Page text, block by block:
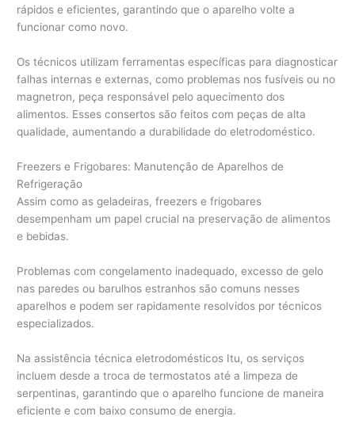
rápidos e eficientes, garantindo que o aparelho volte a
funcionar como novo.
Os técnicos utilizam ferramentas específicas para diagnosticar
falhas internas e externas, como problemas nos fusíveis ou no
magnetron, peça responsável pelo aquecimento dos
alimentos. Esses consertos são feitos com peças de alta
qualidade, aumentando a durabilidade do eletrodoméstico.
Freezers e Frigobares: Manutenção de Aparelhos de
Refrigeração
Assim como as geladeiras, freezers e frigobares
desempenham um papel crucial na preservação de alimentos
e bebidas.
Problemas com congelamento inadequado, excesso de gelo
nas paredes ou barulhos estranhos são comuns nesses
aparelhos e podem ser rapidamente resolvidos por técnicos
especializados.
Na assistência técnica eletrodomésticos Itu, os serviços
incluem desde a troca de termostatos até a limpeza de
serpentinas, garantindo que o aparelho funcione de maneira
eficiente e com baixo consumo de energia.